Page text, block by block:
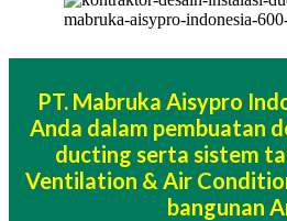
PT. Mabruka Aisypro
Anda dalam pembuatan
ducting serta sistem
Ventilation & Air
bangunan